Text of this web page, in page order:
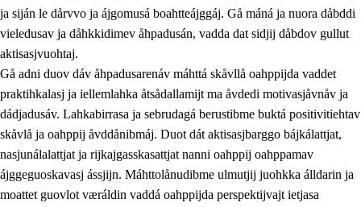
ja siján le dårvvo ja ájgomusá boahtteájggáj. Gå máná ja nuora dåbddi
vieledusav ja dåhkkidimev åhpadusán, vadda dat sidjij dåbdov gullut
aktisasjvuohtaj.
Gå adni duov dáv åhpadusarenáv máhttá skåvllå oahppijda vaddet
praktihkalasj ja iellemlahka åtsådallamijt ma åvdedi motivasjåvnåv ja
dádjadusáv. Lahkabirrasa ja sebrudagá berustibme buktá positivitiehtav
skåvlå ja oahppij åvddånibmáj. Duot dát aktisasjbarggo bájkálattjat,
nasjunálalattjat ja rijkajgasskasattjat nanni oahppij oahppamav
ájggeguoskavasj ássjijn. Máhttolånudibme ulmutjij juohkka álldarin ja
moattet guovlot væráldin vaddá oahppijda perspektijvajt ietjasa